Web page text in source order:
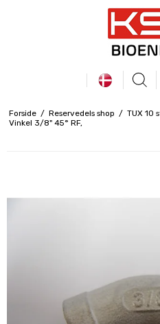
Forside / Reservedels shop / TUX 10
Vinkel 3/8" 45° RF,